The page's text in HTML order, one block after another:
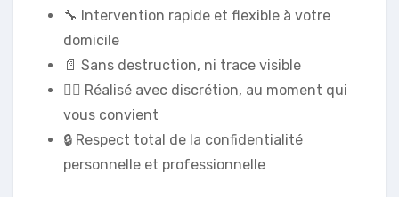
🔧 Intervention rapide et flexible à votre
domicile
📄 Sans destruction, ni trace visible
🙋‍♂️ Réalisé avec discrétion, au moment qui
vous convient
🔒 Respect total de la confidentialité
personnelle et professionnelle